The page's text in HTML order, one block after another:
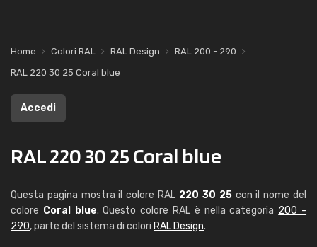
Home Colori RAL RAL Design
RAL 200 - 290
RAL 220 30 25 Coral blue
Accedi
RAL 220 30 25 Coral blue
Questa pagina mostra il colore RAL 220 30 25con il nome del
colore Coral blue. Questo colore RAL è nella categoria 200 -
290, parte del sistema di colori RAL Design.